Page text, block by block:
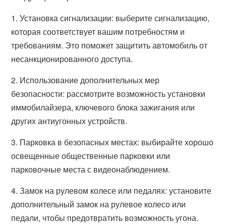
1. Установка сигнализации: выберите сигнализацию,
которая соответствует вашим потребностям и
требованиям. Это поможет защитить автомобиль от
несанкционированного доступа.
2. Использование дополнительных мер
безопасности: рассмотрите возможность установки
иммобилайзера, ключевого блока зажигания или
других антиугонных устройств.
3. Парковка в безопасных местах: выбирайте хорошо
освещенные общественные парковки или
парковочные места с видеонаблюдением.
4. Замок на рулевом колесе или педалях: установите
дополнительный замок на рулевое колесо или
педали, чтобы предотвратить возможность угона.